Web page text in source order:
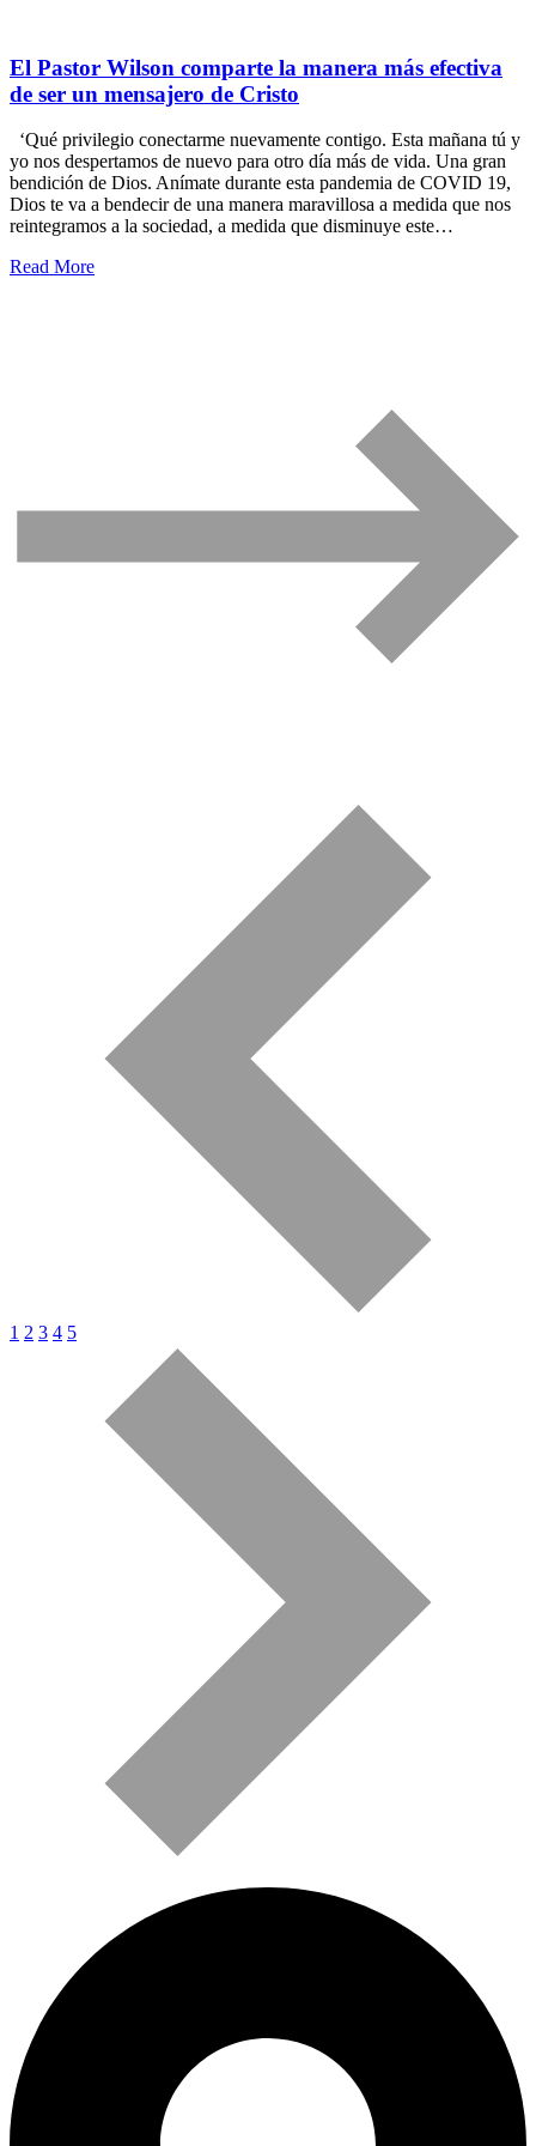
El Pastor Wilson comparte la manera más efectiva
de ser un mensajero de Cristo
‘Qué privilegio conectarme nuevamente contigo. Esta mañana tú y
yo nos despertamos de nuevo para otro día más de vida. Una gran
bendición de Dios. Anímate durante esta pandemia de COVID 19,
Dios te va a bendecir de una manera maravillosa a medida que nos
reintegramos a la sociedad, a medida que disminuye este…
Read More
1 2 3 4 5